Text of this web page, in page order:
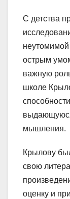
С детства
неутомимой
острым
важную
школе
мышления.
Крылову
свою
оценку и